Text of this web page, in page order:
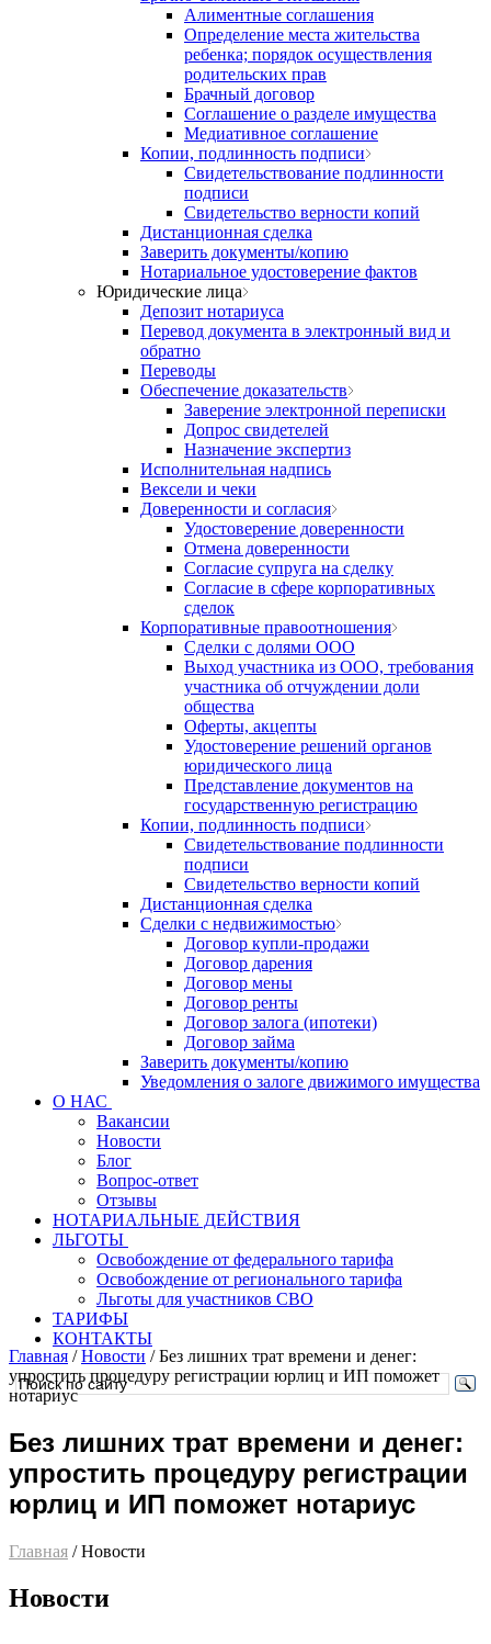
Алиментные соглашения
Определение места жительства
ребенка; порядок осуществления
родительских прав
Брачный договор
Соглашение о разделе имущества
Медиативное соглашение
Копии, подлинность подписи
Свидетельствование подлинности
подписи
Свидетельство верности копий
Дистанционная сделка
Заверить документы/копию
Нотариальное удостоверение фактов
Юридические лица
Депозит нотариуса
Перевод документа в электронный вид и
обратно
Переводы
Обеспечение доказательств
Заверение электронной переписки
Допрос свидетелей
Назначение экспертиз
Исполнительная надпись
Вексели и чеки
Доверенности и согласия
Удостоверение доверенности
Отмена доверенности
Согласие супруга на сделку
Согласие в сфере корпоративных
сделок
Корпоративные правоотношения
Сделки с долями ООО
Выход участника из ООО, требования
участника об отчуждении доли
общества
Оферты, акцепты
Удостоверение решений органов
юридического лица
Представление документов на
государственную регистрацию
Копии, подлинность подписи
Свидетельствование подлинности
подписи
Свидетельство верности копий
Дистанционная сделка
Сделки с недвижимостью
Договор купли-продажи
Договор дарения
Договор мены
Договор ренты
Договор залога (ипотеки)
Договор займа
Заверить документы/копию
Уведомления о залоге движимого имущества
О НАС
Вакансии
Новости
Блог
Вопрос-ответ
Отзывы
НОТАРИАЛЬНЫЕ ДЕЙСТВИЯ
ЛЬГОТЫ
Освобождение от федерального тарифа
Освобождение от регионального тарифа
Льготы для участников СВО
ТАРИФЫ
КОНТАКТЫ
Главная / Новости / Без лишних трат времени и денег:
упростить процедуру регистрации юрлиц и ИП поможет
нотариус
Без лишних трат времени и денег:
упростить процедуру регистрации
юрлиц и ИП поможет нотариус
Главная / Новости
Новости